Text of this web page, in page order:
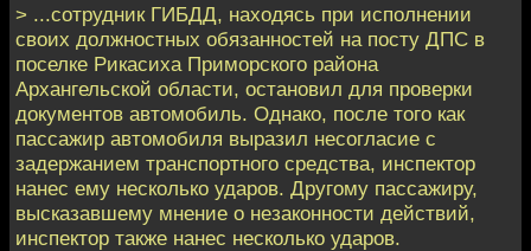
> ...сотрудник ГИБДД, находясь при исполнении
своих должностных обязанностей на посту ДПС в
поселке Рикасиха Приморского района
Архангельской области, остановил для проверки
документов автомобиль. Однако, после того как
пассажир автомобиля выразил несогласие с
задержанием транспортного средства, инспектор
нанес ему несколько ударов. Другому пассажиру,
высказавшему мнение о незаконности действий,
инспектор также нанес несколько ударов.